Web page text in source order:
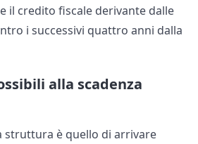
il credito fiscale derivante dalle
i successivi quattro anni dalla
alla scadenza
struttura è quello di arrivare